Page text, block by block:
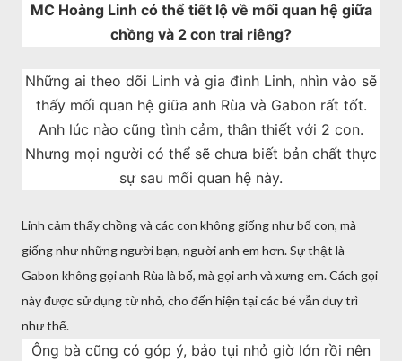
MC Hoàng Linh có thể tiết lộ về mối quan hệ giữa
chồng và 2 con trai riêng?
Những ai theo dõi Linh và gia đình Linh, nhìn vào sẽ
thấy mối quan hệ giữa anh Rùa và Gabon rất tốt.
Anh lúc nào cũng tình cảm, thân thiết với 2 con.
Nhưng mọi người có thể sẽ chưa biết bản chất thực
sự sau mối quan hệ này.
Linh cảm thấy chồng và các con không giống như bố con, mà
giống như những người bạn, người anh em hơn. Sự thật là
Gabon không gọi anh Rùa là bố, mà gọi anh và xưng em. Cách gọi
này được sử dụng từ nhỏ, cho đến hiện tại các bé vẫn duy trì
như thế.
Ông bà cũng có góp ý, bảo tụi nhỏ giờ lớn rồi nên